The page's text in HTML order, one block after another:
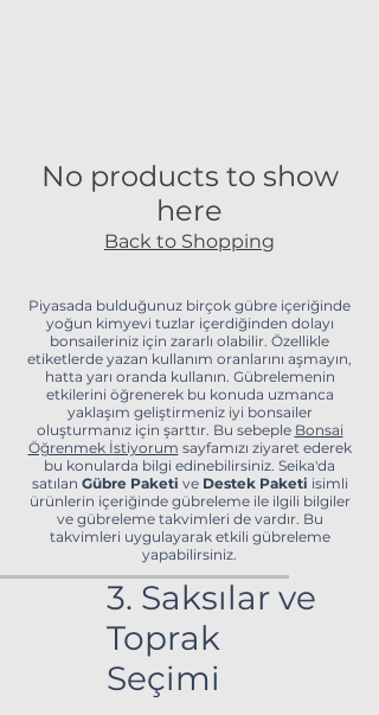
No products to show
here
Back to Shopping
Piyasada bulduğunuz birçok gübre içeriğinde
yoğun kimyevi tuzlar içerdiğinden dolayı
bonsaileriniz için zararlı olabilir. Özellikle
etiketlerde yazan kullanım oranlarını aşmayın,
hatta yarı oranda kullanın. Gübrelemenin
etkilerini öğrenerek bu konuda uzmanca
yaklaşım geliştirmeniz iyi bonsailer
oluşturmanız için şarttır. Bu sebeple Bonsai
Öğrenmek İstiyorum sayfamızı ziyaret ederek
bu konularda bilgi edinebilirsiniz. Seika'da
satılan Gübre Paketi ve Destek Paketi isimli
ürünlerin içeriğinde gübreleme ile ilgili bilgiler
ve gübreleme takvimleri de vardır. Bu
takvimleri uygulayarak etkili gübreleme
yapabilirsiniz.
3. Saksılar ve
Toprak
Seçimi